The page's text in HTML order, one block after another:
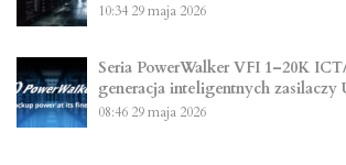
10:34 29 maja 2026
Seria PowerWalker VFI 1–20K
generacja inteligentnych zasilaczy
08:46 29 maja 2026